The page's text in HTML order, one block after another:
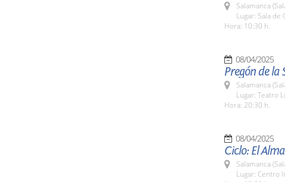
Salamanca
Lugar: Sala de
Hora: 10:30 h.
08/04/2025
Pregón de la
Salamanca
Lugar: Teatro
Hora: 20:30 h.
08/04/2025
Ciclo: El
Salamanca
Lugar: Centro